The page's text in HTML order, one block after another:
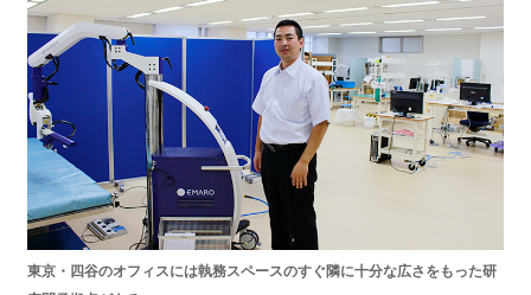
東京・四谷のオフィスには執務スペースのすぐ隣に十分な広さをもった研